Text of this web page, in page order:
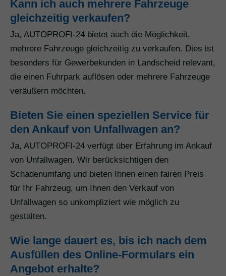
Kann ich auch mehrere Fahrzeuge
gleichzeitig verkaufen?
Ja, AUTOPROFI-24 bietet auch die Möglichkeit,
mehrere Fahrzeuge gleichzeitig zu verkaufen. Dies ist
besonders für Gewerbekunden in Landscheid relevant,
die einen Fuhrpark auflösen oder mehrere Fahrzeuge
veräußern möchten.
Bieten Sie einen speziellen Service für
den Ankauf von Unfallwagen an?
Ja, AUTOPROFI-24 verfügt über Erfahrung im Ankauf
von Unfallwagen. Wir berücksichtigen den
Schadenumfang und bieten Ihnen einen fairen Preis
für Ihr Fahrzeug, um Ihnen den Verkauf von
Unfallwagen so unkompliziert wie möglich zu
gestalten.
Wie lange dauert es, bis ich nach dem
Ausfüllen des Online-Formulars ein
Angebot erhalte?